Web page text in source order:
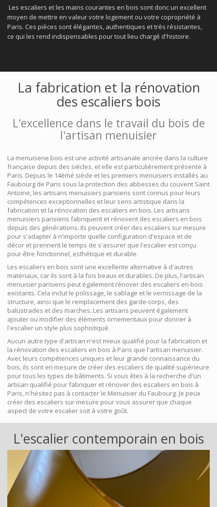
Les escaliers et les mains courantes en bois sont donc un excellent
moyen de mettre en valeur votre logement ou votre copropriété à
Paris. Ces pièces sont élégantes, authentiques et très résistantes,
ce qui les rend indispensables pour tout lieu chargé d'histoire.
La fabrication et la rénovation
des escaliers bois
L'excellence dans le travail du bois de
l'artisan menuisier
La menuiserie bois est une activité artisanale ancrée dans la culture
française depuis des siècles, et elle est particulièrement présente à
Paris. Depuis le 14èmé siècle et les premiers menuisiers installés au
Faubourg de Paris sous la protection des abbesses du couvent Saint
Antoine, les artisans menuisiers parisiens sont connus pour leurs
compétences exceptionnelles et leur sens artistique dans la
fabrication et la rénovation des escaliers en bois. Les artisans
menuisiers parisiens fabriquent et rénovent des escaliers en bois
depuis des générations. Ils peuvent créer des escaliers sur mesure
pour s'adapter à n'importe quelle configuration d'espace et de
décor et prennent le temps de s'assurer que l'escalier est conçu
pour être fonctionnel, esthétique et durable.
Les escaliers en bois sont une excellente alternative à d'autres
matériaux, car ils sont à la fois beaux et durables. De plus, l'artisan
menuisier parisiens peut également rénover des escaliers en bois
existants. Cela inclut le polissage, le sablage et le vernissage de la
structure, ainsi que le remplacement des garde-corps, des
balustrades et des marches. Les artisans peuvent également
ajouter ou modifier des éléments ornementaux pour donner à
l'escalier un style plus sophistiqué.
Aucun autre type d'artisan n'est mieux qualifié pour la fabrication et
la rénovation des escaliers en bois à Paris que l'artisan menuisier.
Avec leurs compétences uniques et leur grande connaissance du
bois, ils sont en mesure de créer des escaliers de qualité supérieure
pour tous les types de bâtiments. Si vous êtes à la recherche d'un
artisan qualifié pour fabriquer et rénover des escaliers en bois à
Paris, n'hésitez pas à contacter le Menuisier du Faubourg. Je peux
créer des escaliers sur mesure pour vous assurer que chaque
aspect de votre escalier soit à votre goût.
L'escalier contemporain en bois